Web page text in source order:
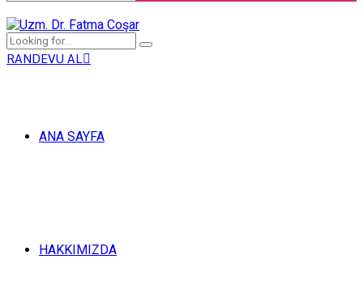
RANDEVU AL
ANA SAYFA
HAKKIMIZDA